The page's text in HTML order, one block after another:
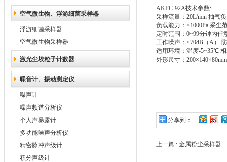
空气微生物、浮游细菌采样器
浮游细菌采样器
空气微生物采样器
激光尘埃粒子计数器
噪音计、振动测定仪
噪声计
噪声频谱分析仪
个人声暴露计
多功能噪声分析仪
精密脉冲声级计
积分声级计
AKFC-92A技术参数:
采样流量：20L/min 抽气负
负载能力：≥1000Pa 采尘
定时范围：0~99分钟内任
工作噪声：≤70dB（A）
适用环境：温度-5~35℃
外形尺寸：
分享到：
上一篇 : 金属粉尘采样器